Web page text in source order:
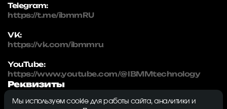
Telegram:
https://t.me/ibmmRU
VK:
https://vk.com/ibmmru
YouTube:
https://www.youtube.com/@IBMMtechnology
Реквизиты
IBMM | technology
Мы используем cookie для работы сайта, аналитики и